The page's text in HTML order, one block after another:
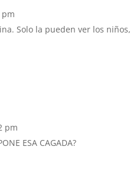
pm
Solo la pueden ver los
pm
ESA CAGADA?